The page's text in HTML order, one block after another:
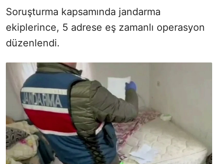
Soruşturma kapsamında jandarma
ekiplerince, 5 adrese eş zamanlı operasyon
düzenlendi.